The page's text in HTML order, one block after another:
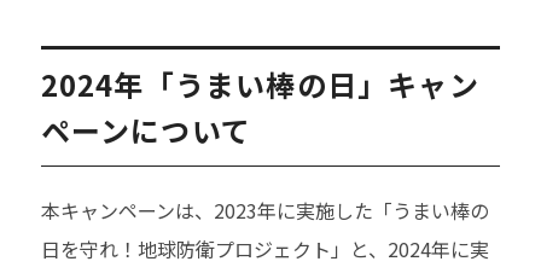
2024年「うまい棒の日」キャン
ペーンについて
本キャンペーンは、2023年に実施した「うまい棒の
日を守れ！地球防衛プロジェクト」と、2024年に実